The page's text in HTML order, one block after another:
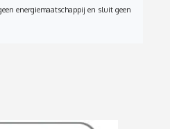
energiemaatschappij en sluit geen